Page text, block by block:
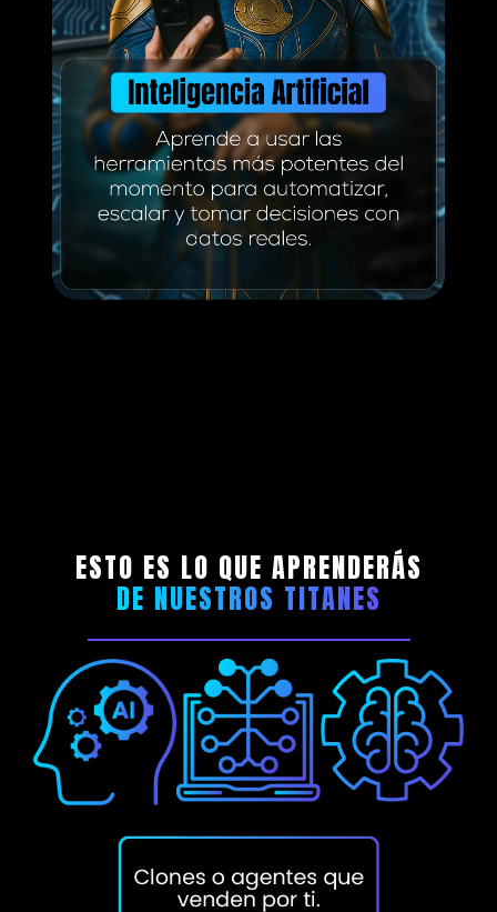
ESTO ES LO QUE APRENDERÁS
DE NUESTROS TITANES